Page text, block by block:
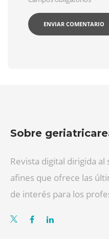
Sobre
Revista digital dirigida
afines que ofrece las
de interés para los